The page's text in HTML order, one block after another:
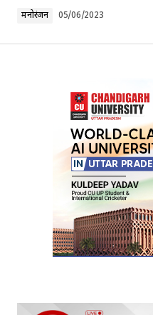
मनोरंजन 05/06/2023